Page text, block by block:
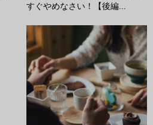
すぐやめなさい！【後編...